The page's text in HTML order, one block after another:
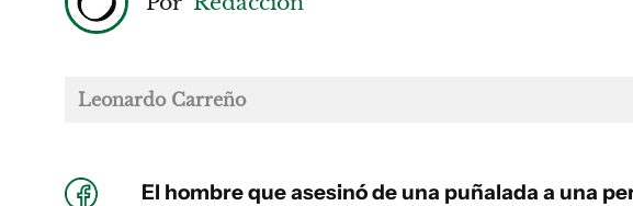
Leonardo Carreño
El hombre que asesinó de una puñalada a una